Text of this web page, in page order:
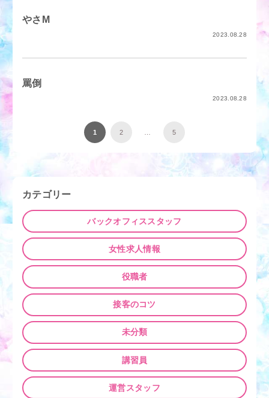
やさM
2023.08.28
罵倒
2023.08.28
1 2 5
カテゴリー
バックオフィススタッフ
女性求人情報
役職者
接客のコツ
未分類
講習員
運営スタッフ